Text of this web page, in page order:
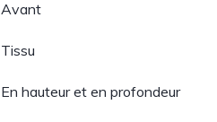
Avant
Tissu
En hauteur et en profondeur